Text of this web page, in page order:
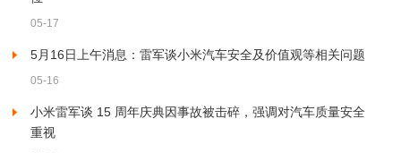
05-17
5月16日上午消息：雷军谈小米汽车安全及价值观等相关问题
05-16
小米雷军谈 15 周年庆典因事故被击碎，强调对汽车质量安全
重视